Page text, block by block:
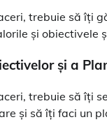
trebuie să îți
și obiectivele
și a
trebuie să îți
și să îți faci un